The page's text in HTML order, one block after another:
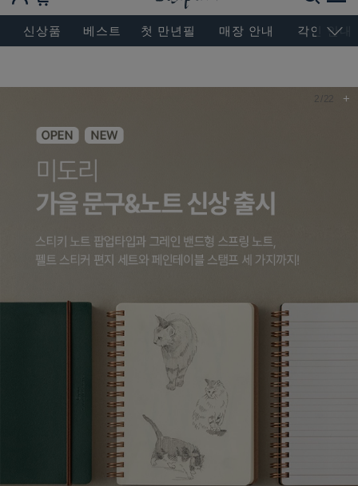
BESEN MASTERPIECE, SINCE 2004
신상품 베스트 첫 만년필 매장 안내 각인 안내
2/ 22 +